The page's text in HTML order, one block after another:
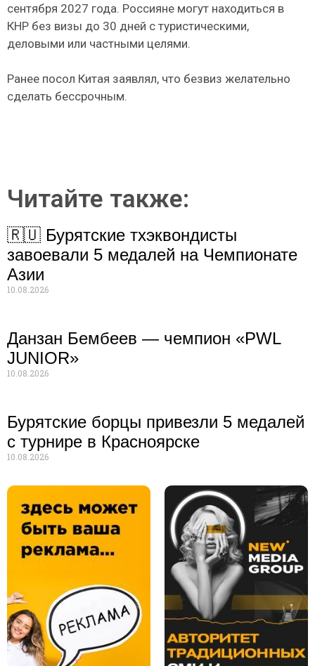
сентября 2027 года. Россияне могут находиться в
КНР без визы до 30 дней с туристическими,
деловыми или частными целями.
Ранее посол Китая заявлял, что безвиз желательно
сделать бессрочным.
Читайте также:
🇷🇺 Бурятские тхэквондисты
завоевали 5 медалей на Чемпионате
Азии
10.08.2026
Данзан Бембеев — чемпион «PWL
JUNIOR»
10.08.2026
Бурятские борцы привезли 5 медалей
с турнире в Красноярске
10.08.2026